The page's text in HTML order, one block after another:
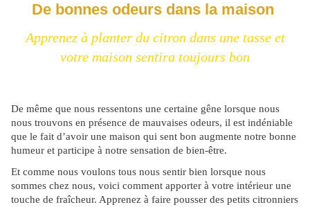
De bonnes odeurs dans la maison
Apprenez à planter du citron dans une tasse et
votre maison sentira toujours bon
De même que nous ressentons une certaine gêne lorsque nous
nous trouvons en présence de mauvaises odeurs, il est indéniable
que le fait d’avoir une maison qui sent bon augmente notre bonne
humeur et participe à notre sensation de bien-être.
Et comme nous voulons tous nous sentir bien lorsque nous
sommes chez nous, voici comment apporter à votre intérieur une
touche de fraîcheur. Apprenez à faire pousser des petits citronniers